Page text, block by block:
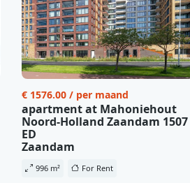
€ 1576.00 / per maand
apartment at Mahoniehout
Noord-Holland Zaandam 1507
ED
Zaandam
996 m² For Rent